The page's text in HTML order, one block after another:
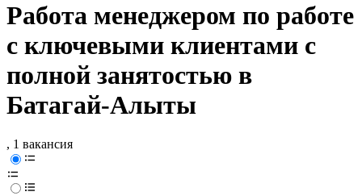
Работа менеджером по работе
с ключевыми клиентами с
полной занятостью в
Батагай-Алыты
, 1 вакансия